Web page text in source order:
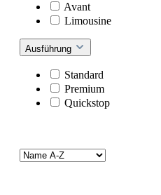
Avant
Limousine
Ausführung
Standard
Premium
Quickstop